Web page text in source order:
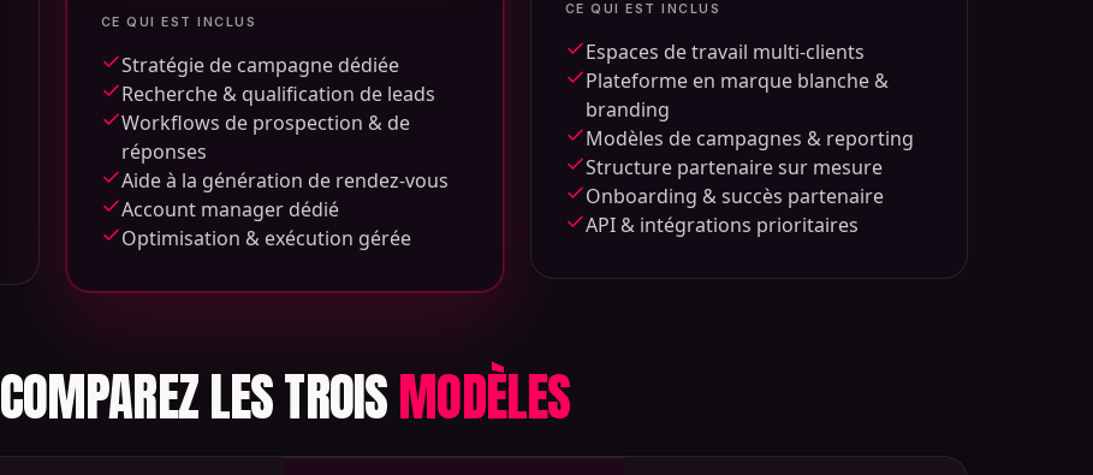
CE QUI EST INCLUS
Stratégie de campagne dédiée
Recherche & qualification de leads
Workflows de prospection & de
réponses
Aide à la génération de rendez-vous
Account manager dédié
Optimisation & exécution gérée
CE QUI EST INCLUS
Espaces de travail multi-clients
Plateforme en marque blanche &
branding
Modèles de campagnes & reporting
Structure partenaire sur mesure
Onboarding & succès partenaire
API & intégrations prioritaires
COMPAREZ LES TROISMODÈLES